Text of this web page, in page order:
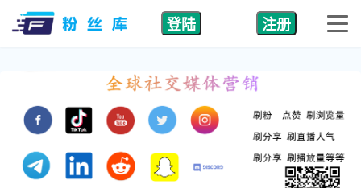
登陆 注册